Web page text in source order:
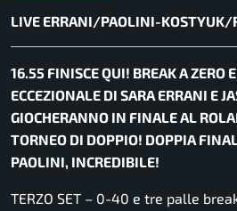
LIVE ERRANI/PAOLINI-KOSTYUK/
16.55 FINISCE QUI! BREAK A ZERO
ECCEZIONALE DI SARA ERRANI E
GIOCHERANNO IN FINALE AL
TORNEO DI DOPPIO! DOPPIA
PAOLINI, INCREDIBILE!
TERZO SET – 0-40 e tre palle